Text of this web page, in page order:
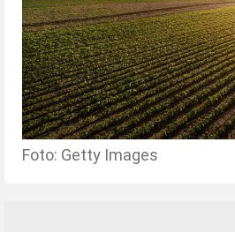
Foto: Getty Images